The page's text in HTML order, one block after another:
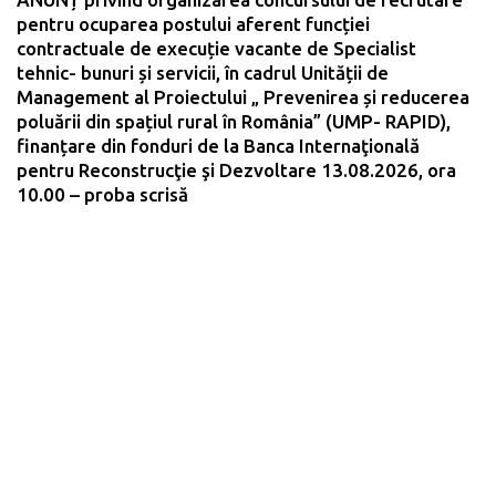
pentru ocuparea postului aferent funcției
contractuale de execuție vacante de Specialist
tehnic- bunuri și servicii, în cadrul Unității de
Management al Proiectului „ Prevenirea și reducerea
poluării din spațiul rural în România” (UMP- RAPID),
finanțare din fonduri de la Banca Internaţională
pentru Reconstrucţie şi Dezvoltare 13.08.2026, ora
10.00 – proba scrisă